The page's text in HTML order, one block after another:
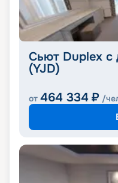
Сьют Duplex с
(YJD)
от 464 334 ₽ /